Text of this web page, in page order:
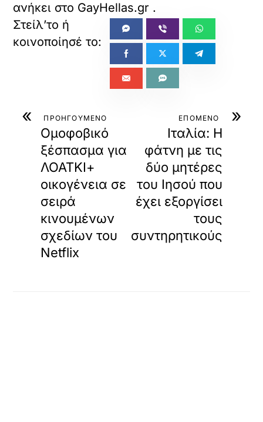
ανήκει στο GayHellas.gr .
« ΠΡΟΗΓΟΥΜΕΝΟ
Ομοφοβικό
ξέσπασμα για
ΛΟΑΤΚΙ+
οικογένεια σε
σειρά
κινουμένων
σχεδίων του
Netflix
»
ΕΠΟΜΕΝΟ
Ιταλία: Η
φάτνη με τις
δύο μητέρες
του Ιησού που
έχει εξοργίσει
τους
συντηρητικούς